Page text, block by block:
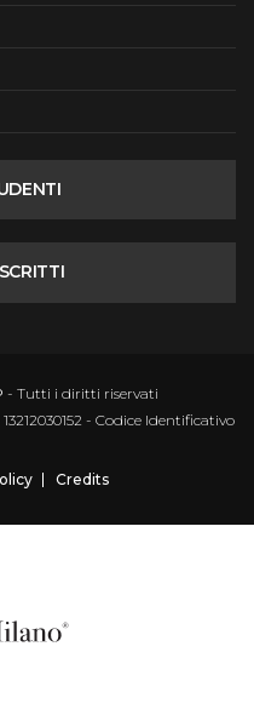
- Tutti i diritti riservati
- Codice Identificativo
Credits